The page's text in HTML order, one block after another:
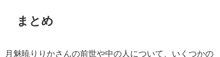
まとめ
月魅暁りりかさんの前世や中の人について、いくつかの